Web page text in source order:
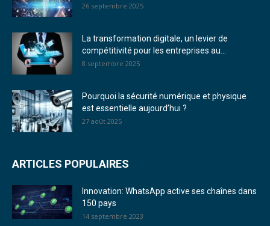
26 septembre 2025
La transformation digitale, un levier de
compétitivité pour les entreprises au...
8 septembre 2025
Pourquoi la sécurité numérique et physique
est essentielle aujourd’hui ?
27 août 2025
ARTICLES POPULAIRES
Innovation: WhatsApp active ses chaînes dans
150 pays
14 septembre 2023